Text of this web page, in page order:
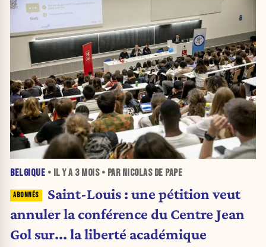
BELGIQUE • IL Y A 3 MOIS• PAR NICOLAS DE PAPE
Saint-Louis : une pétition veut
annuler la conférence du Centre Jean
Gol sur... la liberté académique